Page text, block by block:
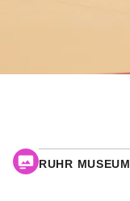
RUHR MUSEUM